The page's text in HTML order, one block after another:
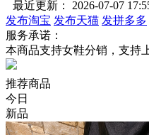
最近更新： 2026-07-07
发布淘宝 发布天猫 发拼多多
服务承诺：
本商品支持女鞋分销，支持
推荐商品
今日
新品